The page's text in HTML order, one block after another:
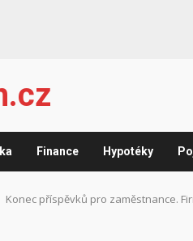
Finance Hypotéky
Konec příspěvků pro zaměstnance.